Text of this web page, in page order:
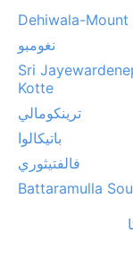
الموسمية
الأمد. بعد زخات
النخيل المبللة
سحراً خاصاً لا
Dehiwala-Mount
نغومبو
Sri
Kotte
ترينكومالي
باتيكالوا
فالفتيثوري
Battaramulla